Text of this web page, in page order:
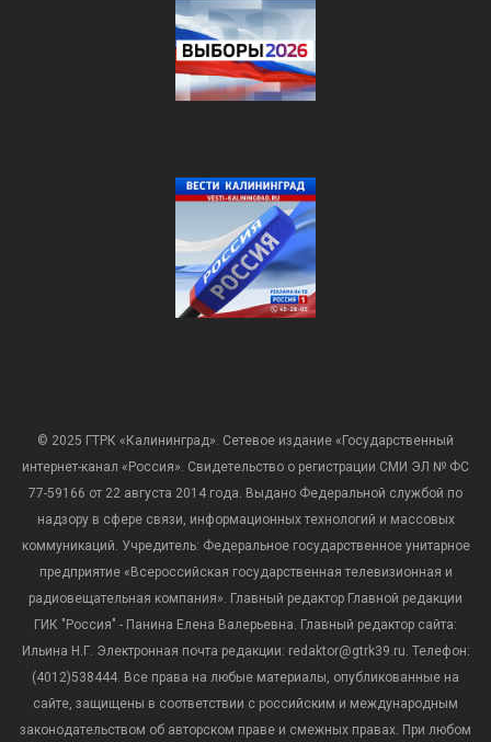
© 2025 ГТРК «Калининград». Сетевое издание «Государственный
интернет-канал «Россия». Свидетельство о регистрации СМИ ЭЛ № ФС
77-59166 от 22 августа 2014 года. Выдано Федеральной службой по
надзору в сфере связи, информационных технологий и массовых
коммуникаций. Учредитель: Федеральное государственное унитарное
предприятие «Всероссийская государственная телевизионная и
радиовещательная компания». Главный редактор Главной редакции
ГИК "Россия" - Панина Елена Валерьевна. Главный редактор сайта:
Ильина Н.Г. Электронная почта редакции: redaktor@gtrk39.ru. Телефон:
(4012)538444. Все права на любые материалы, опубликованные на
сайте, защищены в соответствии с российским и международным
законодательством об авторском праве и смежных правах. При любом